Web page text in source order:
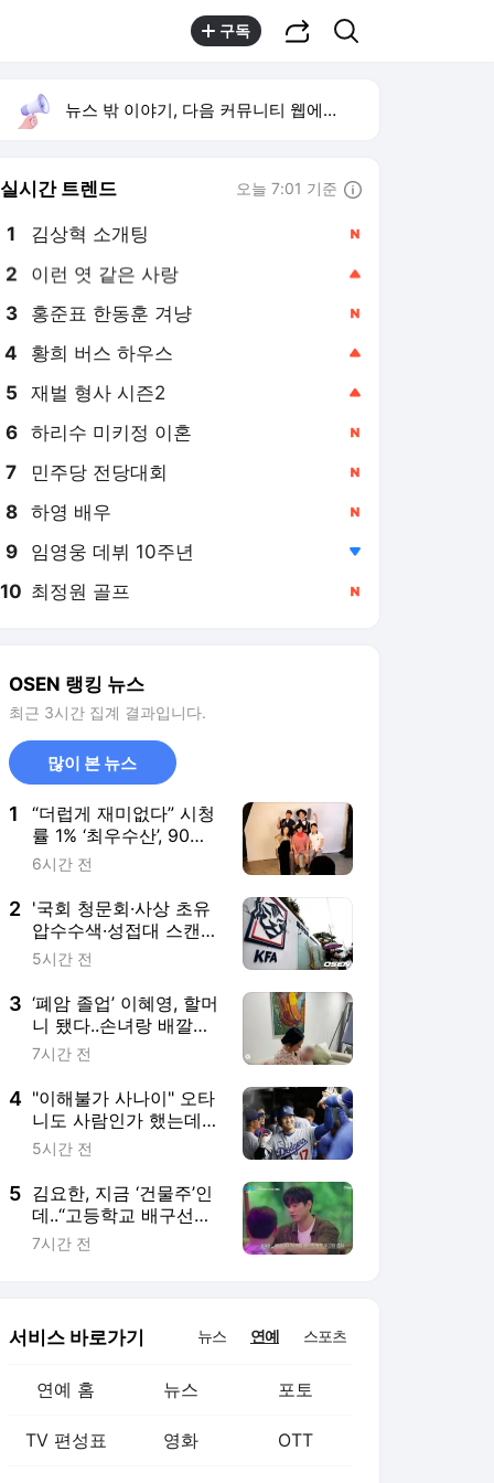
구독
뉴스 밖 이야기, 다음 커뮤니티 웹에서 보기
실시간 트렌드 오늘 7:01 기준
1 김상혁 소개팅
2 이런 엿 같은 사랑
3 홍준표 한동훈 겨냥
4 황희 버스 하우스
5 재벌 형사 시즌2
6 하리수 미키정 이혼
7 민주당 전당대회
8 하영 배우
9 임영웅 데뷔 10주년
10 최정원 골프
OSEN 랭킹 뉴스
최근 3시간 집계 결과입니다.
많이 본 뉴스
1
“더럽게 재미없다” 시청
률 1% ‘최우수산’, 90도
사과 이어 추가연장 소
6시간 전
2 '국회 청문회·사상 초유
압수수색·성접대 스캔
들' 대한축구협회, 사과
쇄신 기회로 삼겠다" [공
식발표]
5시간 전
3 ‘폐암 졸업’ 이혜영, 할머
니 됐다..손녀랑 배깔고
누워 “사랑해”
7시간 전
4 "이해불가 사나이" 오타
니도 사람인가 했는데…
어느새 1위 등극, MVP
5시간 전
5 김요한, 지금 ‘건물주’인
데..“고등학교 배구선수
때 막노동, 용돈 벌이”
7시간 전
서비스 바로가기 뉴스 연예 스포츠
연예 홈 뉴스 포토
TV 편성표 영화 OTT